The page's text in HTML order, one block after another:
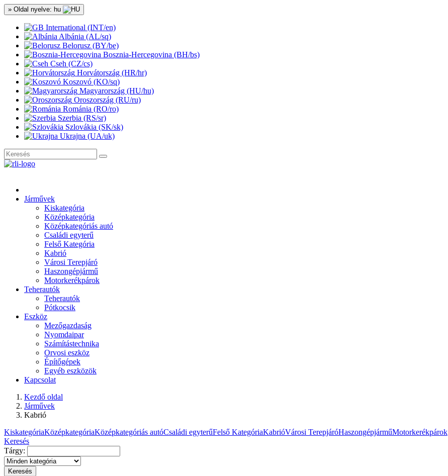
» Oldal nyelve: hu
International (INT/en)
Albánia (AL/sq)
Belorusz (BY/be)
Bosznia-Hercegovina (BH/bs)
Cseh (CZ/cs)
Horvátország (HR/hr)
Koszovó (KO/sq)
Magyarország (HU/hu)
Oroszország (RU/ru)
Románia (RO/ro)
Szerbia (RS/sr)
Szlovákia (SK/sk)
Ukrajna (UA/uk)
Járművek
Kiskategória
Középkategória
Középkategóriás autó
Családi egyterű
Felső Kategória
Kabrió
Városi Terepjáró
Haszongépjármű
Motorkerékpárok
Teherautók
Teherautók
Pótkocsik
Eszköz
Mezőgazdaság
Nyomdaipar
Számítástechnika
Orvosi eszköz
Építőgépek
Egyéb eszközök
Kapcsolat
Kezdő oldal
Járművek
Kabrió
KiskategóriaKözépkategóriaKözépkategóriás autóCsaládi egyterűFelső KategóriaKabrióVárosi TerepjáróHaszongépjárműMotorkerékpárok
Keresés
Tárgy:
Keresés